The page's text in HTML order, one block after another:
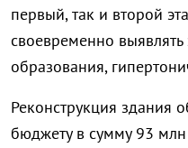
первый, так и второй
своевременно выявлять
образования,
Реконструкция здания
бюджету в сумму 93